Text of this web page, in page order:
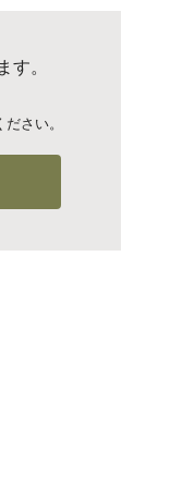
。
さい。